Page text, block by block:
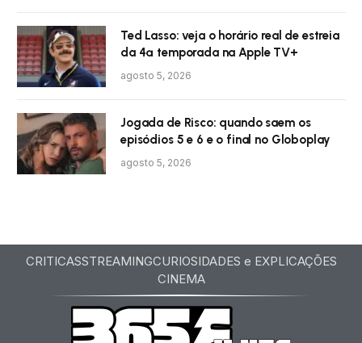
Ted Lasso: veja o horário real de estreia
da 4ª temporada na Apple TV+
agosto 5, 2026
Jogada de Risco: quando saem os
episódios 5 e 6 e o final no Globoplay
agosto 5, 2026
CRITICASSTREAMINGCURIOSIDADES e EXPLICAÇÕES
CINEMA